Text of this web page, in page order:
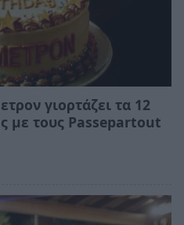
γιορτάζει τα 12
με τους Passepartout